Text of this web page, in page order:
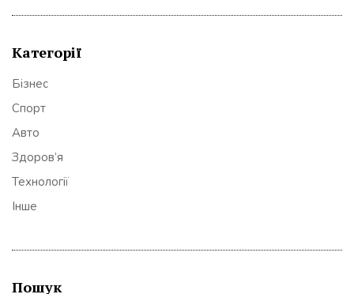
Категорії
Бізнес
Спорт
Авто
Здоров’я
Технології
Інше
Пошук